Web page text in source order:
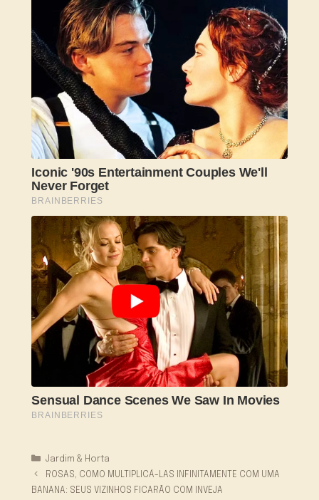
Categorias
Jardim & Horta
ROSAS, COMO MULTIPLICÁ-LAS INFINITAMENTE COM UMA
BANANA: SEUS VIZINHOS FICARÃO COM INVEJA